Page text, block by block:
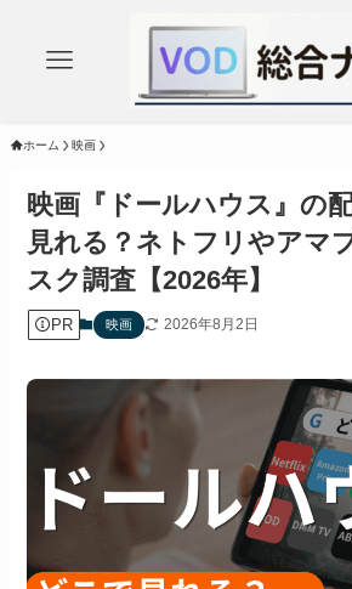
ホーム 映画
映画『ドールハウス』の
見れる？ネトフリやアマ
スク調査【2026年】
PR 映画 2026年8月2日